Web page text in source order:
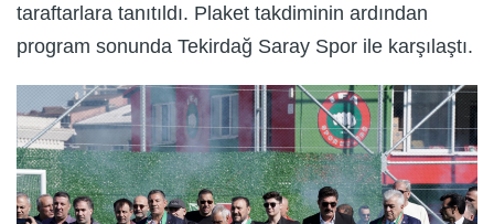
taraftarlara tanıtıldı. Plaket takdiminin ardından
program sonunda Tekirdağ Saray Spor ile karşılaştı.